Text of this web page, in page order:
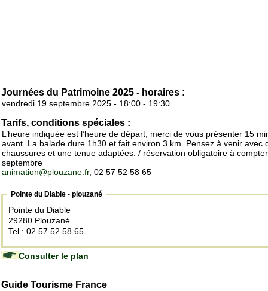
Journées du Patrimoine 2025 - horaires :
vendredi 19 septembre 2025 - 18:00 - 19:30
Tarifs, conditions spéciales :
L’heure indiquée est l’heure de départ, merci de vous présenter 15
avant. La balade dure 1h30 et fait environ 3 km. Pensez à venir avec
chaussures et une tenue adaptées. / réservation obligatoire à
septembre
animation@plouzane.fr, 02 57 52 58 65
Pointe du Diable - plouzané
Pointe du Diable
29280 Plouzané
Tel : 02 57 52 58 65
Consulter le plan
Guide Tourisme France